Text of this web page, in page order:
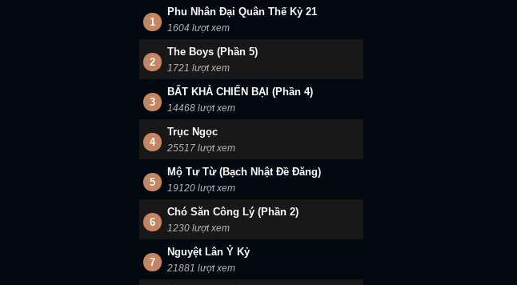
1
Phu Nhân Đại Quân Thế Kỷ 21
1604 lượt xem
2
The Boys (Phần 5)
1721 lượt xem
3
BẤT KHẢ CHIẾN BẠI (Phần 4)
14468 lượt xem
4
Trục Ngọc
25517 lượt xem
5
Mộ Tư Từ (Bạch Nhật Đề Đăng)
19120 lượt xem
6
Chó Săn Công Lý (Phần 2)
1230 lượt xem
7
Nguyệt Lân Ỷ Kỷ
21881 lượt xem